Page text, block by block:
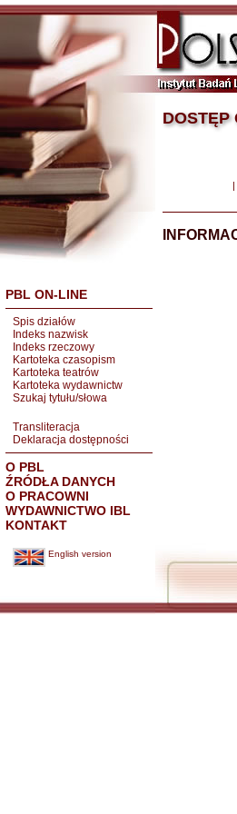
PBL ON-LINE
Spis działów
Indeks nazwisk
Indeks rzeczowy
Kartoteka czasopism
Kartoteka teatrów
Kartoteka wydawnictw
Szukaj tytułu/słowa
Transliteracja
Deklaracja dostępności
O PBL
ŹRÓDŁA DANYCH
O PRACOWNI
WYDAWNICTWO IBL
KONTAKT
English version
DOSTĘP
|